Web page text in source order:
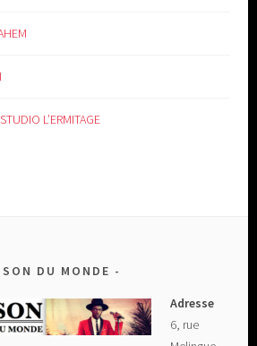
L’ERMITAGE
SON DU MONDE
Adresse
6, rue